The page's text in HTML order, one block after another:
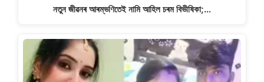
নতুন জীৱনৰ আৰম্ভণিতেই নামি আহিল চৰম বিভীষিকা;…